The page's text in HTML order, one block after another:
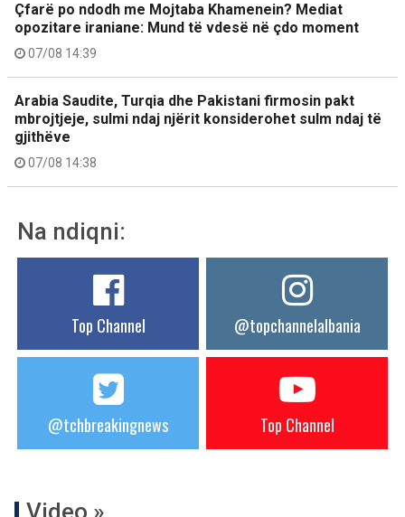
Çfarë po ndodh me Mojtaba Khamenein? Mediat
opozitare iraniane: Mund të vdesë në çdo moment
07/08 14:39
Arabia Saudite, Turqia dhe Pakistani firmosin pakt
mbrojtjeje, sulmi ndaj njërit konsiderohet sulm ndaj të
gjithëve
07/08 14:38
Na ndiqni:
Top Channel @topchannelalbania
@tchbreakingnews Top Channel
Video »